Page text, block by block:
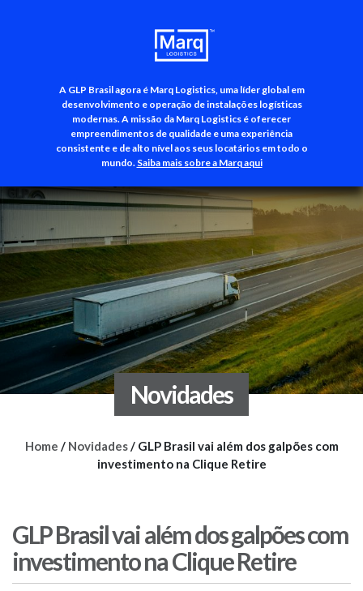
A GLP Brasil agora é Marq Logistics, uma líder global em
desenvolvimento e operação de instalações logísticas
modernas. A missão da Marq Logistics é oferecer
empreendimentos de qualidade e uma experiência
consistente e de alto nível aos seus locatários em todo o
mundo. Saiba mais sobre a Marq aqui
+55 (11) 3500-3700
Novidades
Home / Novidades/ GLP Brasil vai além dos galpões com
investimento na Clique Retire
GLP Brasil vai além dos galpões com
investimento na Clique Retire